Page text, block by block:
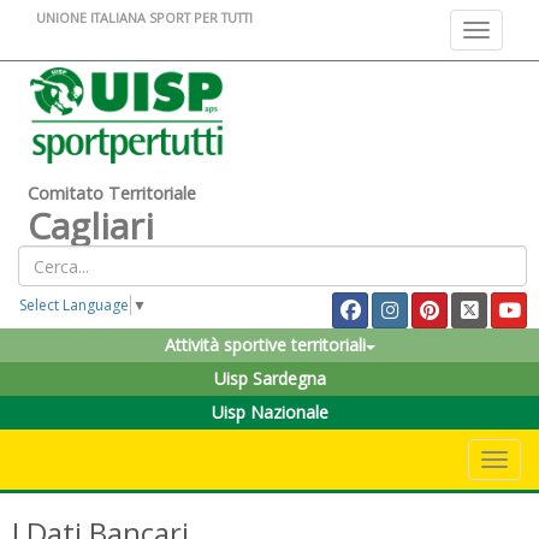
Toggle
UNIONE ITALIANA SPORT PER TUTTI
Comitato Territoriale
Cagliari
Select Language ▼
Attività sportive territoriali
Uisp Sardegna
Uisp Nazionale